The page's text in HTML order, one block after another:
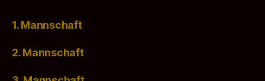
1. Mannschaft
2. Mannschaft